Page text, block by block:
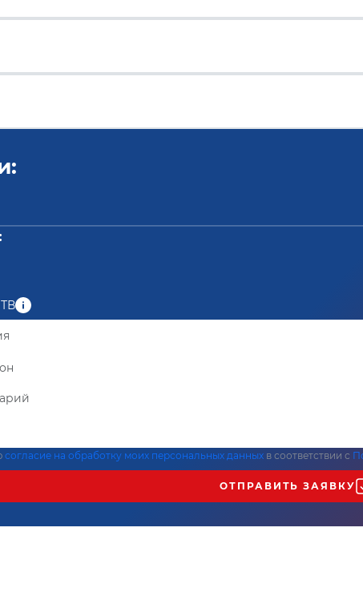
согласие на обработку моих персональных данных в соответствии с
ОТПРАВИТЬ ЗАЯВКУ